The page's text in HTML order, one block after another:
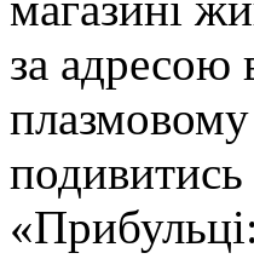
за
плазмовому